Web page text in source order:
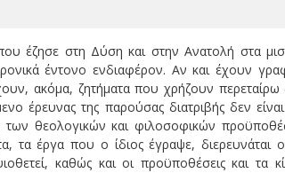
έζησε στη Δύση και στην Ανατολή στα
έντονο ενδιαφέρον. Αν και έχουν
ακόμα, ζητήματα που χρήζουν
έρευνας της παρούσας διατριβής δεν
των θεολογικών και φιλοσοφικών
τα έργα που ο ίδιος έγραψε, διερευνάται
καθώς και οι προϋποθέσεις και τα